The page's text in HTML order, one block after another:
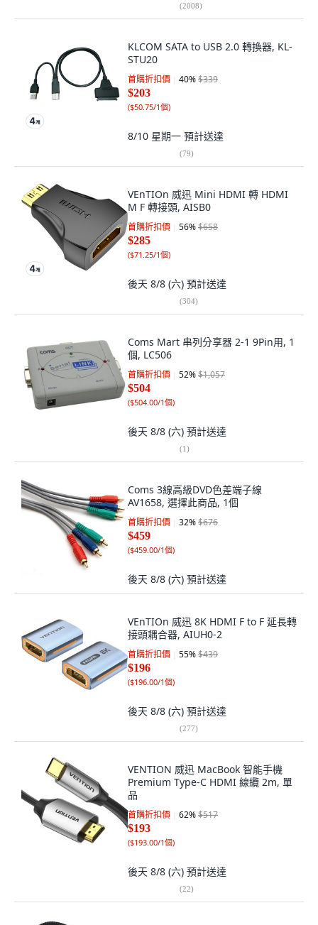
(2008)
KLCOM SATA to USB 2.0 轉換器, KL-
STU20
首購折扣價 40%$339
$203
($50.75/1個)
8/10 星期一 預計送達
(79)
VEnTIOn 威迅 Mini HDMI 轉 HDMI
M F 轉接頭, AISB0
首購折扣價 56%$658
$285
($71.25/1個)
後天 8/8 (六) 預計送達
(304)
Coms Mart 串列分享器 2-1 9Pin用, 1
個, LC506
首購折扣價 52%$1,057
$504
($504.00/1個)
後天 8/8 (六) 預計送達
(1)
Coms 3線高級DVD色差端子線
AV1658, 選擇此商品, 1個
首購折扣價 32%$676
$459
($459.00/1個)
後天 8/8 (六) 預計送達
VEnTIOn 威迅 8K HDMI F to F 延長轉
接頭耦合器, AIUH0-2
首購折扣價 55%$439
$196
($196.00/1個)
後天 8/8 (六) 預計送達
(277)
VENTION 威迅 MacBook 智能手機
Premium Type-C HDMI 線纜 2m, 單
品
首購折扣價 62%$517
$193
($193.00/1個)
後天 8/8 (六) 預計送達
(22)